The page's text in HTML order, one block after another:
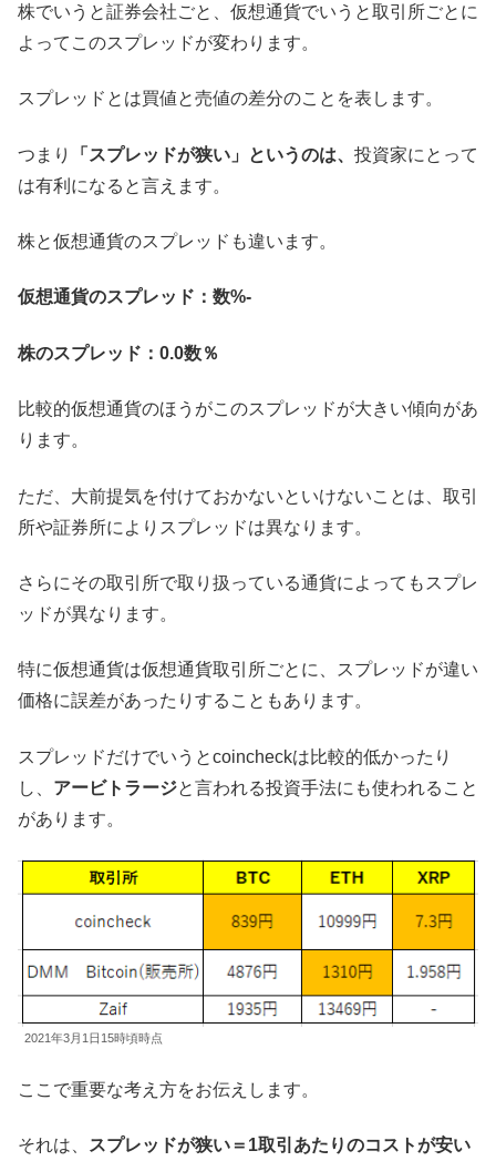
株でいうと証券会社ごと、仮想通貨でいうと取引所ごとに
よってこのスプレッドが変わります。
スプレッドとは買値と売値の差分のことを表します。
つまり 「スプレッドが狭い」というのは、 投資家にとって
は有利になると言えます。
株と仮想通貨のスプレッドも違います。
仮想通貨のスプレッド：数%-
株のスプレッド：0.0数％
比較的仮想通貨のほうがこのスプレッドが大きい傾向があ
ります。
ただ、大前提気を付けておかないといけないことは、取引
所や証券所によりスプレッドは異なります。
さらにその取引所で取り扱っている通貨によってもスプレ
ッドが異なります。
特に仮想通貨は仮想通貨取引所ごとに、スプレッドが違い
価格に誤差があったりすることもあります。
スプレッドだけでいうとcoincheckは比較的低かったり
し、 アービトラージと言われる投資手法にも使われること
があります。
2021年3月1日15時頃時点
ここで重要な考え方をお伝えします。
それは、 スプレッドが狭い＝1取引あたりのコストが安い